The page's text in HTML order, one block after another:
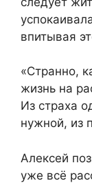
впитывая
«Странно,
жизнь на
Из страха
нужной, из
Алексей
уже всё